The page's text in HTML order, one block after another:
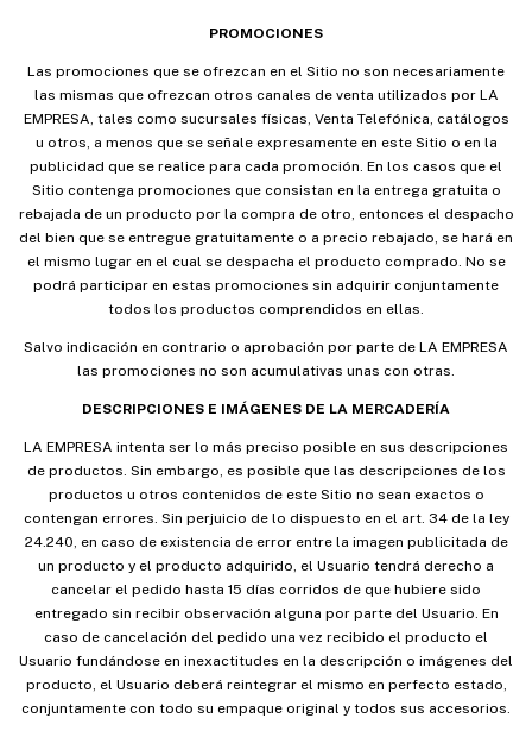
PROMOCIONES
Las promociones que se ofrezcan en el Sitio no son necesariamente
las mismas que ofrezcan otros canales de venta utilizados por LA
EMPRESA, tales como sucursales físicas, Venta Telefónica, catálogos
u otros, a menos que se señale expresamente en este Sitio o en la
publicidad que se realice para cada promoción. En los casos que el
Sitio contenga promociones que consistan en la entrega gratuita o
rebajada de un producto por la compra de otro, entonces el despacho
del bien que se entregue gratuitamente o a precio rebajado, se hará en
el mismo lugar en el cual se despacha el producto comprado. No se
podrá participar en estas promociones sin adquirir conjuntamente
todos los productos comprendidos en ellas.
Salvo indicación en contrario o aprobación por parte de LA EMPRESA
las promociones no son acumulativas unas con otras.
DESCRIPCIONES E IMÁGENES DE LA MERCADERÍA
LA EMPRESA intenta ser lo más preciso posible en sus descripciones
de productos. Sin embargo, es posible que las descripciones de los
productos u otros contenidos de este Sitio no sean exactos o
contengan errores. Sin perjuicio de lo dispuesto en el art. 34 de la ley
24.240, en caso de existencia de error entre la imagen publicitada de
un producto y el producto adquirido, el Usuario tendrá derecho a
cancelar el pedido hasta 15 días corridos de que hubiere sido
entregado sin recibir observación alguna por parte del Usuario. En
caso de cancelación del pedido una vez recibido el producto el
Usuario fundándose en inexactitudes en la descripción o imágenes del
producto, el Usuario deberá reintegrar el mismo en perfecto estado,
conjuntamente con todo su empaque original y todos sus accesorios.